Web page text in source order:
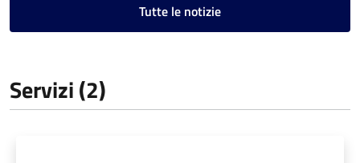
Tutte le notizie
Servizi (2)